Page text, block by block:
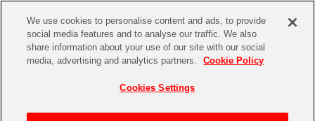
CHANNEL STORE EVENT
アイドルマスターシリーズ
イベントグッズ
We use cookies to personalise content and ads, to provide
social media features and to analyse our traffic. We also
share information about your use of our site with our social
media, advertising and analytics partners.
Cookie Policy
Cookies Settings